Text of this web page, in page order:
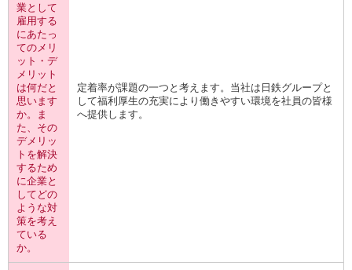
業として
雇用する
にあたっ
てのメリ
ット・デ
メリット
は何だと
思います
か。ま
た、その
デメリッ
トを解決
するため
に企業と
してどの
ような対
策を考え
ている
か。
定着率が課題の一つと考えます。当社は日鉄グループと
して福利厚生の充実により働きやすい環境を社員の皆様
へ提供します。